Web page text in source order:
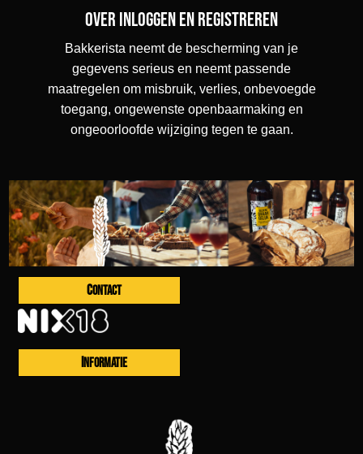
Over inloggen en registreren
Bakkerista neemt de bescherming van je
gegevens serieus en neemt passende
maatregelen om misbruik, verlies, onbevoegde
toegang, ongewenste openbaarmaking en
ongeoorloofde wijziging tegen te gaan.
CONTACT
INFORMATIE